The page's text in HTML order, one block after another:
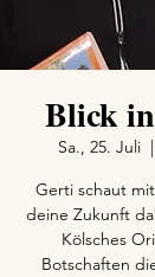
Blick
Sa., 25. Juli
  |
Gerti schaut
deine Zukunft
Kölsches
Botschaften